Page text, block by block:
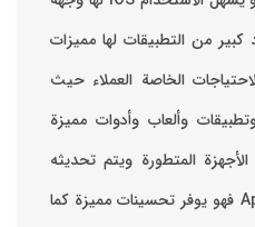
من التطبيقات لها مميزات
الخاصة العملاء حيث
وألعاب وأدوات مميزة
المتطورة ويتم تحديثه
بطريقة منتظمة من شركة Apple فهو يوفر تحسينات مميزة كما